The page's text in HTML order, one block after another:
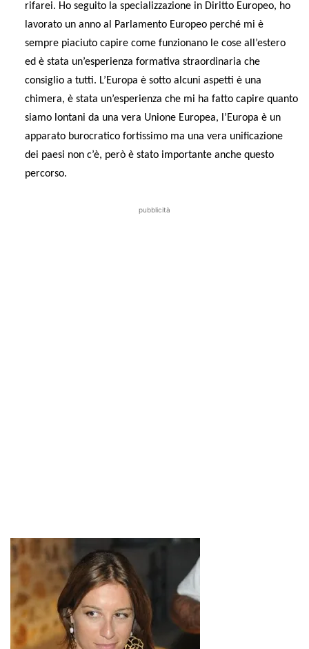
rifarei. Ho seguito la specializzazione in Diritto Europeo, ho
lavorato un anno al Parlamento Europeo perché mi è
sempre piaciuto capire come funzionano le cose all’estero
ed è stata un’esperienza formativa straordinaria che
consiglio a tutti. L’Europa è sotto alcuni aspetti è una
chimera, è stata un’esperienza che mi ha fatto capire quanto
siamo lontani da una vera Unione Europea, l’Europa è un
apparato burocratico fortissimo ma una vera unificazione
dei paesi non c’è, però è stato importante anche questo
percorso.
pubblicità